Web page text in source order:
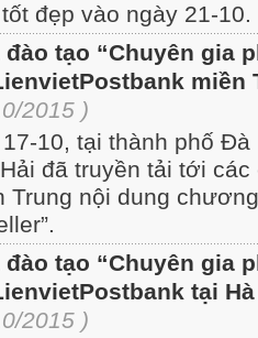
đẹp vào ngày 21-10.
đào tạo “Chuyên gia
miền
2015 )
10, tại thành phố
đã truyền tải tới các
Trung nội dung
đào tạo “Chuyên gia
tại
2015 )